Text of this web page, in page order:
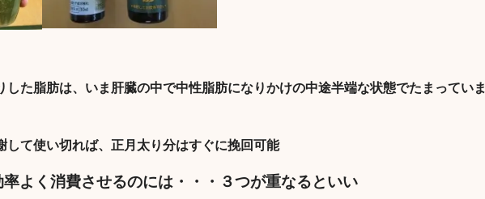
した脂肪は、いま肝臓の中で中性脂肪になりかけの中途半端な状態でたまっていま
して使い切れば、正月太り分はすぐに挽回可能
率よく消費させるのには・・・３つが重なるといい